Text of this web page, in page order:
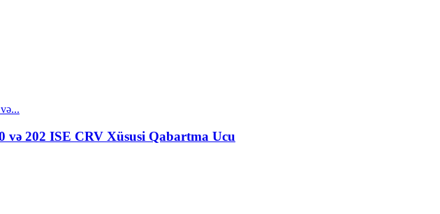
və 202 ISE CRV Xüsusi Qabartma Ucu